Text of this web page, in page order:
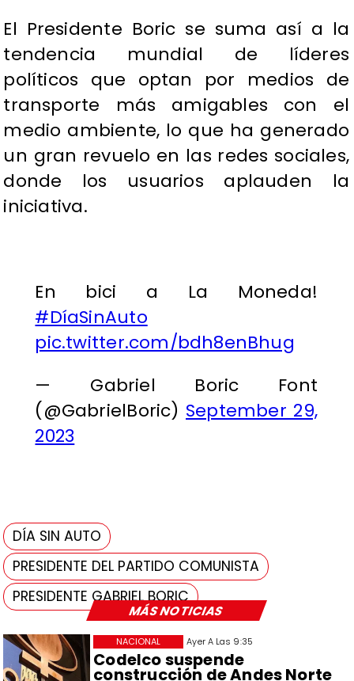
MÁS NOTICIAS
Ayer A Las 9:35
Codelco suspende
construcción de Andes Norte
NACIONAL
El Presidente Boric se suma así a la
tendencia mundial de líderes
políticos que optan por medios de
transporte más amigables con el
medio ambiente, lo que ha generado
un gran revuelo en las redes sociales,
donde los usuarios aplauden la
iniciativa.
En bici a La Moneda!
#DíaSinAuto
pic.twitter.com/bdh8enBhug
— Gabriel Boric Font
(@GabrielBoric) September 29,
2023
DÍA SIN AUTO
PRESIDENTE DEL PARTIDO COMUNISTA
PRESIDENTE GABRIEL BORIC